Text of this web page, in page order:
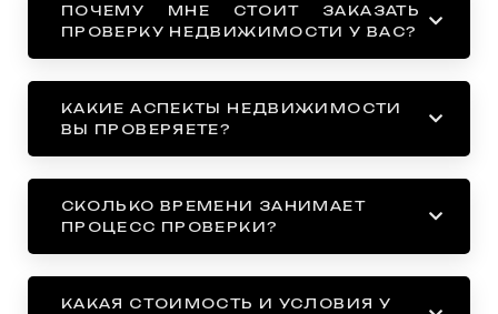
ПОЧЕМУ МНЕ СТОИТ ЗАКАЗАТЬ
ПРОВЕРКУ НЕДВИЖИМОСТИ У ВАС?
КАКИЕ АСПЕКТЫ НЕДВИЖИМОСТИ
ВЫ ПРОВЕРЯЕТЕ?
СКОЛЬКО ВРЕМЕНИ ЗАНИМАЕТ
ПРОЦЕСС ПРОВЕРКИ?
КАКАЯ СТОИМОСТЬ И УСЛОВИЯ У